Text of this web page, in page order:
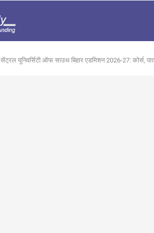
सेंट्रल यूनिवर्सिटी ऑफ साउथ बिहार एडमिशन 2026-27: कोर्स,